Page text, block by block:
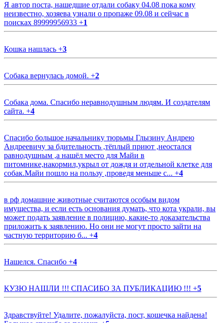
Я автор поста, нашедшие отдали собаку 04.08 пока кому
неизвестно, хозяева узнали о пропаже 09.08 и сейчас в
поисках 89999956933 +1
Кошка нашлась +3
Собака вернулась домой. +2
Собака дома. Спасибо неравнодушным людям. И создателям
сайта. +4
Спасибо большое начальнику тюрьмы Глызину Андрею
Андреевичу за бдительность ,тёплый приют ,неостался
равнодушным ,а нашёл место для Майи в
питомнике,накормил,укрыл от дождя и отдельной клетке для
собак.Майи пошло на пользу ,проведя меньше с... +4
в рф домашние животные считаются особым видом
имущества, и если есть основания думать, что кота украли, вы
может подать заявление в полицию, какие-то доказательства
приложить к заявлению. Но они не могут просто зайти на
частную территорию б... +4
Нашелся. Спасибо +4
КУЗЮ НАШЛИ !!! СПАСИБО ЗА ПУБЛИКАЦИЮ !!! +5
Здравствуйте! Удалите, пожалуйста, пост, кошечка найдена!